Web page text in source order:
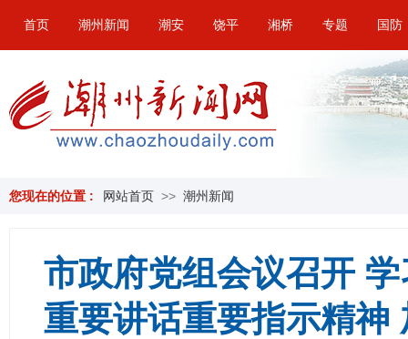
首页 潮州新闻 潮安 饶平 湘桥 专题 国防
您现在的位置 : 网站首页 >> 潮州新闻
市政府党组会议召开
重要讲话重要指示精神